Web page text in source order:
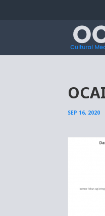
SEP 16, 2020